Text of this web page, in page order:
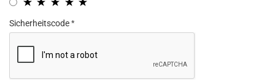
Sicherheitscode